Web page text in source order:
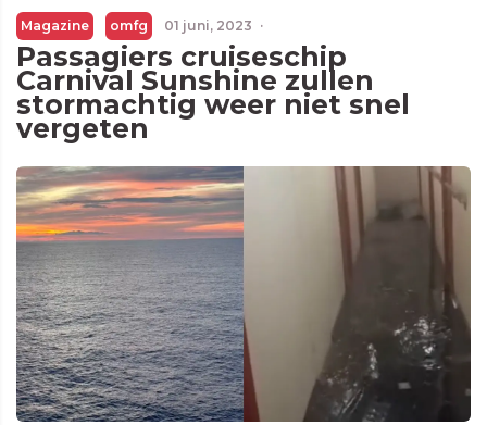
Magazine omfg 01 juni, 2023 ·
Passagiers cruiseschip
Carnival Sunshine zullen
stormachtig weer niet snel
vergeten